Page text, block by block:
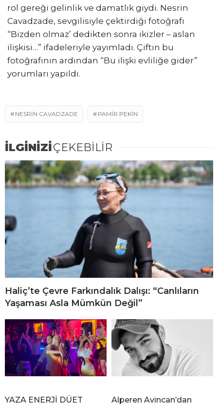
rol gereği gelinlik ve damatlık giydi. Nesrin
Cavadzade, sevgilisiyle çektirdiği fotoğrafı
“Bizden olmaz’ dedikten sonra ikizler – aslan
ilişkisi…” ifadeleriyle yayımladı. Çiftin bu
fotoğrafının ardından “Bu ilişki evliliğe gider”
yorumları yapıldı.
NESRIN CAVADZADE PAMIR PEKIN
İLGİNİZİÇEKEBİLİR
Haliç’te Çevre Farkındalık Dalışı: “Canlıların
Yaşaması Asla Mümkün Değil”
YAZA ENERJİ DÜET
Alperen Avincan’dan